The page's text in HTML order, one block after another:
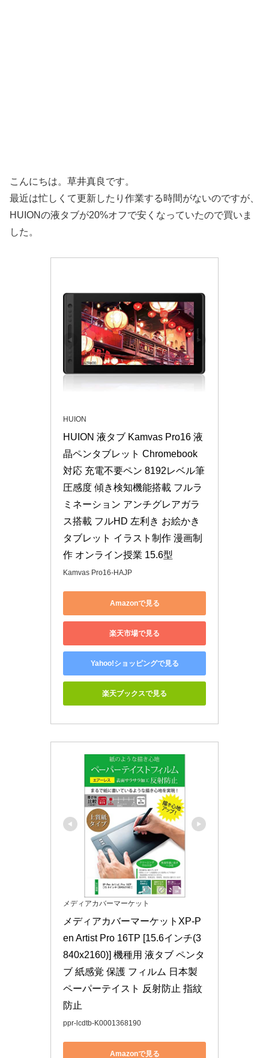
こんにちは。草井真良です。
最近は忙しくて更新したり作業する時間がないのですが、
HUIONの液タブが20%オフで安くなっていたので買いま
した。
HUION
HUION 液タブ Kamvas Pro16 液
晶ペンタブレット Chromebook
対応 充電不要ペン 8192レベル筆
圧感度 傾き検知機能搭載 フルラ
ミネーション アンチグレアガラ
ス搭載 フルHD 左利き お絵かき
タブレット イラスト制作 漫画制
作 オンライン授業 15.6型
Kamvas Pro16-HAJP
Amazonで見る
楽天市場で見る
Yahoo!ショッピングで見る
楽天ブックスで見る
メディアカバーマーケット
メディアカバーマーケットXP-P
en Artist Pro 16TP [15.6インチ(3
840x2160)] 機種用 液タブ ペンタ
ブ 紙感覚 保護 フィルム 日本製
ペーパーテイスト 反射防止 指紋
防止
ppr-lcdtb-K0001368190
Amazonで見る